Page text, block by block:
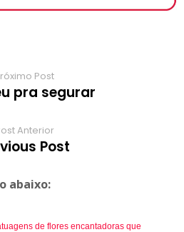
s r m
Post
pra segurar
Anterior
Post
abaixo:
de flores encantadoras que